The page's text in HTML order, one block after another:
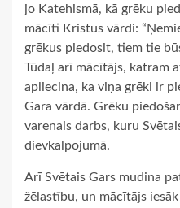
jo Katehismā, kā grēku
mācīti Kristus vārdi:
grēkus piedosit, tiem tie
Tūdaļ arī mācītājs, katram
apliecina, ka viņa grēki ir
Gara vārdā. Grēku
varenais darbs, kuru
dievkalpojumā.
Arī Svētais Gars mudina
žēlastību, un mācītājs